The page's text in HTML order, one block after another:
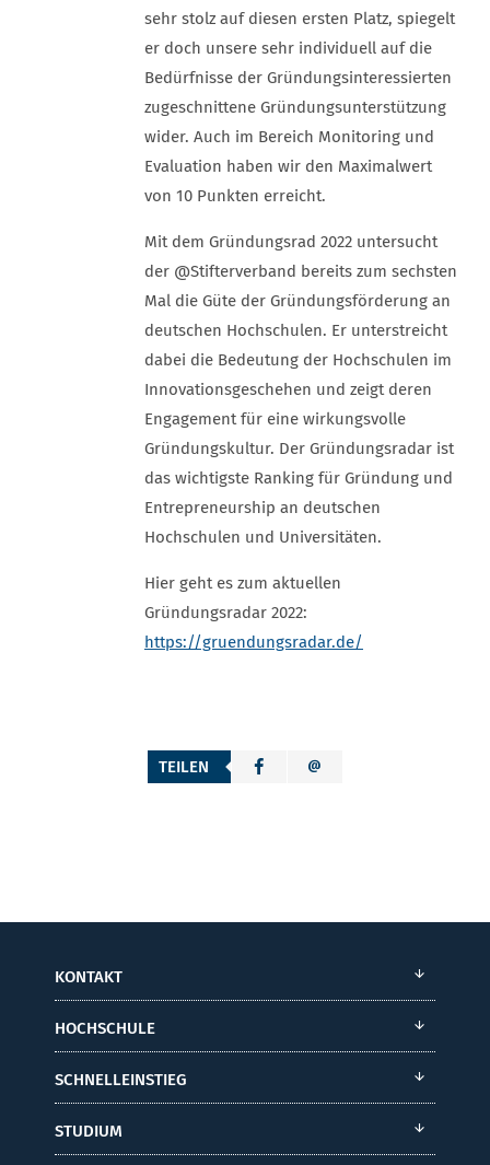
sehr stolz auf diesen ersten Platz, spiegelt
er doch unsere sehr individuell auf die
Bedürfnisse der Gründungsinteressierten
zugeschnittene Gründungsunterstützung
wider. Auch im Bereich Monitoring und
Evaluation haben wir den Maximalwert
von 10 Punkten erreicht.
Mit dem Gründungsrad 2022 untersucht
der @Stifterverband bereits zum sechsten
Mal die Güte der Gründungsförderung an
deutschen Hochschulen. Er unterstreicht
dabei die Bedeutung der Hochschulen im
Innovationsgeschehen und zeigt deren
Engagement für eine wirkungsvolle
Gründungskultur. Der Gründungsradar ist
das wichtigste Ranking für Gründung und
Entrepreneurship an deutschen
Hochschulen und Universitäten.
Hier geht es zum aktuellen
Gründungsradar 2022:
https://gruendungsradar.de/
TEILEN
KONTAKT
HOCHSCHULE
SCHNELLEINSTIEG
STUDIUM